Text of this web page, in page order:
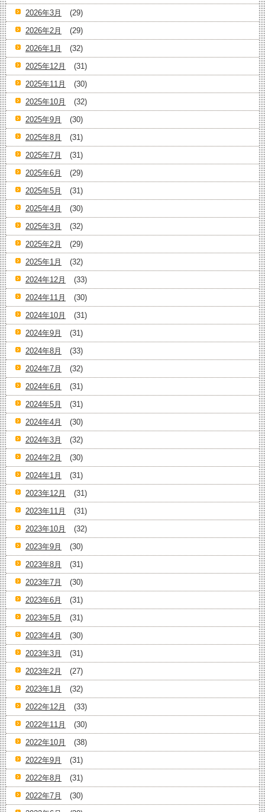
2026年3月
(29)
2026年2月
(29)
2026年1月
(32)
2025年12月
(31)
2025年11月
(30)
2025年10月
(32)
2025年9月
(30)
2025年8月
(31)
2025年7月
(31)
2025年6月
(29)
2025年5月
(31)
2025年4月
(30)
2025年3月
(32)
2025年2月
(29)
2025年1月
(32)
2024年12月
(33)
2024年11月
(30)
2024年10月
(31)
2024年9月
(31)
2024年8月
(33)
2024年7月
(32)
2024年6月
(31)
2024年5月
(31)
2024年4月
(30)
2024年3月
(32)
2024年2月
(30)
2024年1月
(31)
2023年12月
(31)
2023年11月
(31)
2023年10月
(32)
2023年9月
(30)
2023年8月
(31)
2023年7月
(30)
2023年6月
(31)
2023年5月
(31)
2023年4月
(30)
2023年3月
(31)
2023年2月
(27)
2023年1月
(32)
2022年12月
(33)
2022年11月
(30)
2022年10月
(38)
2022年9月
(31)
2022年8月
(31)
2022年7月
(30)